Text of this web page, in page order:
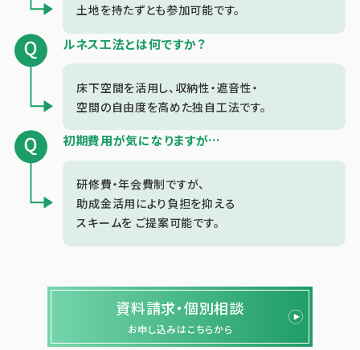
土地を持たずとも参加可能です。
ルネス工法とは何ですか？
床下空間を活用し、収納性・遮音性・
空間の自由度を高めた独自工法です。
初期費用が気になりますが…
研修費・年会費制ですが、
助成金活用により負担を抑える
スキームを ご提案可能です。
資料請求・個別相談
お申し込みはこちらから